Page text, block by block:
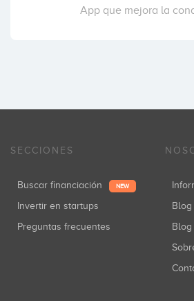
App que mejora la
SECCIONES
Buscar financiación NEW
Invertir en startups
Preguntas frecuentes